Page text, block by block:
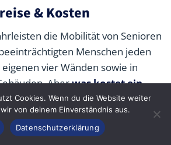
& Kosten
die Mobilität von Senioren
Menschen jeden
vier Wänden sowie in
Aberwas kostet ein
? Wir verraten Ihnen die
Preise unserer Fachpartner je nach
Sie die Kosten durch Zuschüsse,
Konfigurator
Cookies. Wenn du die Website weiter
von deinem Einverständnis aus.
Datenschutzerklärung